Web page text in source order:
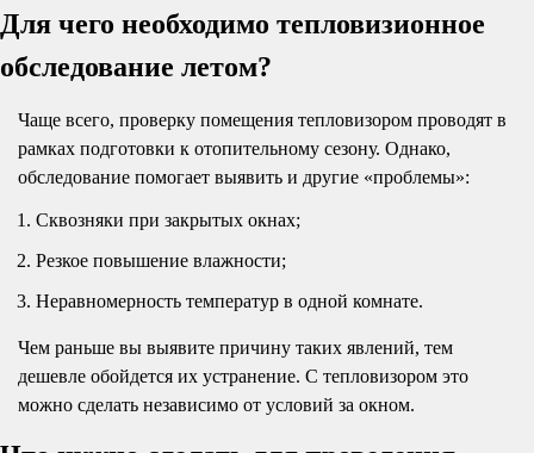
Для чего необходимо тепловизионное
обследование летом?
Чаще всего, проверку помещения тепловизором проводят в
рамках подготовки к отопительному сезону. Однако,
обследование помогает выявить и другие «проблемы»:
Сквозняки при закрытых окнах;
Резкое повышение влажности;
Неравномерность температур в одной комнате.
Чем раньше вы выявите причину таких явлений, тем
дешевле обойдется их устранение. С тепловизором это
можно сделать независимо от условий за окном.